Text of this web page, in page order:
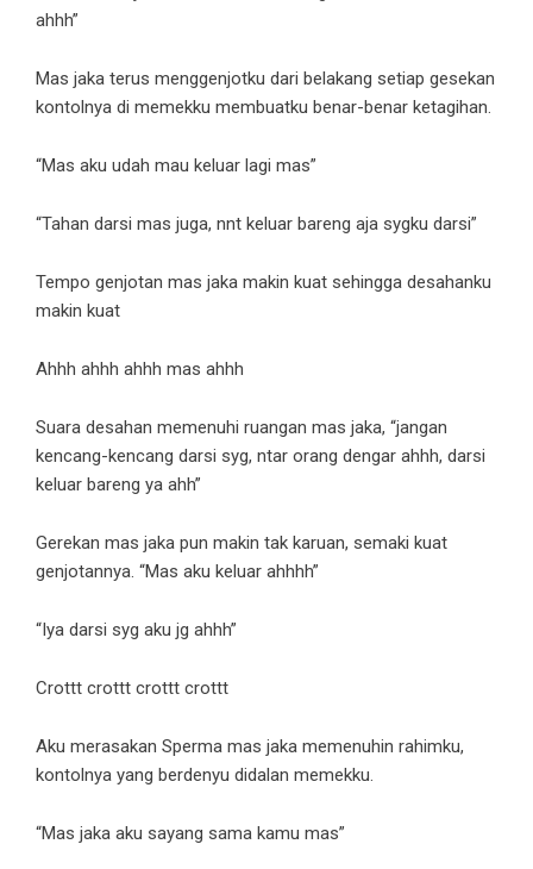
ahhh”
Mas jaka terus menggenjotku dari belakang setiap gesekan
kontolnya di memekku membuatku benar-benar ketagihan.
“Mas aku udah mau keluar lagi mas”
“Tahan darsi mas juga, nnt keluar bareng aja sygku darsi”
Tempo genjotan mas jaka makin kuat sehingga desahanku
makin kuat
Ahhh ahhh ahhh mas ahhh
Suara desahan memenuhi ruangan mas jaka, “jangan
kencang-kencang darsi syg, ntar orang dengar ahhh, darsi
keluar bareng ya ahh”
Gerekan mas jaka pun makin tak karuan, semaki kuat
genjotannya. “Mas aku keluar ahhhh”
“Iya darsi syg aku jg ahhh”
Crottt crottt crottt crottt
Aku merasakan Sperma mas jaka memenuhin rahimku,
kontolnya yang berdenyu didalan memekku.
“Mas jaka aku sayang sama kamu mas”